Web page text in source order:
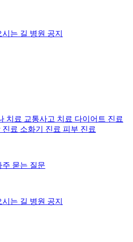
시는 길 병원 공지
치료 교통사고 치료 다이어트 진료
진료 소화기 진료 피부 진료
주 묻는 질문
시는 길 병원 공지